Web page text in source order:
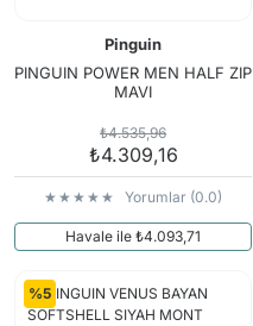
Pinguin
PINGUIN POWER MEN HALF ZIP
MAVI
₺4.535,96
₺4.309,16
Yorumlar (0.0)
Havale ile ₺4.093,71
%5